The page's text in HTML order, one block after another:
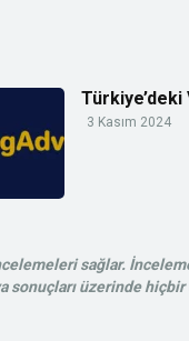
3 Kasım 2024
sağlar.
sonuçları üzerinde